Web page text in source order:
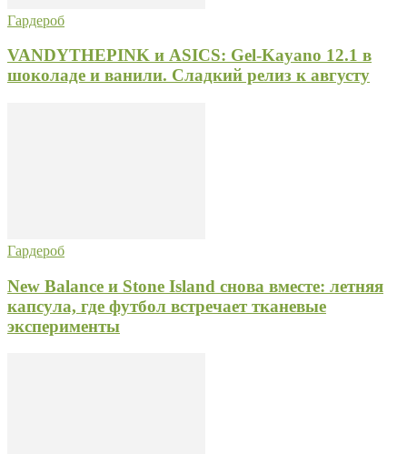
Гардероб
VANDYTHEPINK и ASICS: Gel-Kayano 12.1 в
шоколаде и ванили. Сладкий релиз к августу
Гардероб
New Balance и Stone Island снова вместе: летняя
капсула, где футбол встречает тканевые
эксперименты